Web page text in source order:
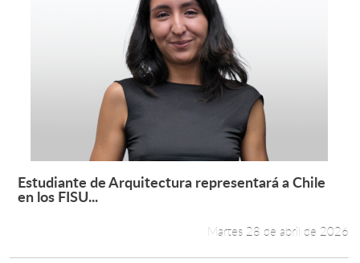
Leer más +
Estudiante de Arquitectura representará a Chile
en los FISU...
Martes 28 de abril de 2026